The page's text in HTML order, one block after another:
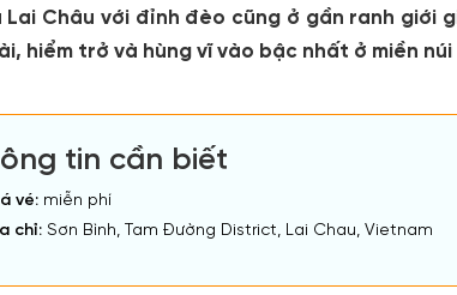
Lai Châu với đỉnh đèo cũng ở gần ranh
hiểm trở và hùng vĩ vào bậc nhất ở miền núi
tin cần biết
vé: miễn phí
chỉ: Sơn Bình, Tam Đường District, Lai Chau, Vietnam